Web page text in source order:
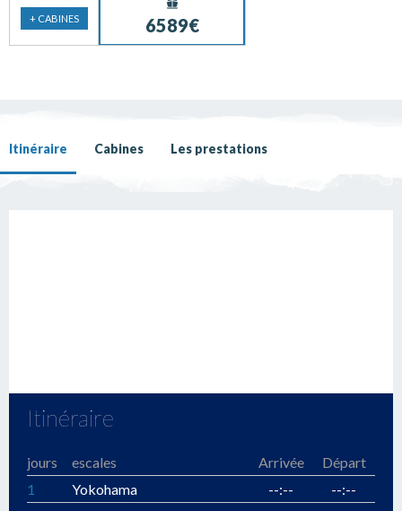
+ CABINES 6589€
Itinéraire Cabines Les prestations
Itinéraire
jours escales Arrivée
Départ
1
Yokohama --:--
--:--